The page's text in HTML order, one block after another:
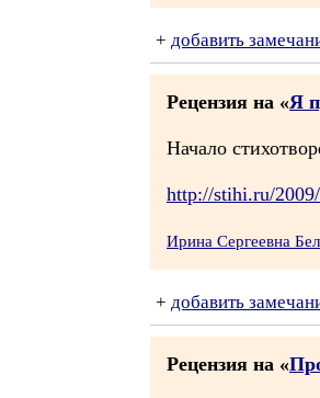
+ добавить
Рецензия на «Я
Начало
http://stihi.ru/
Ирина Сергеевна
+ добавить
Рецензия на «